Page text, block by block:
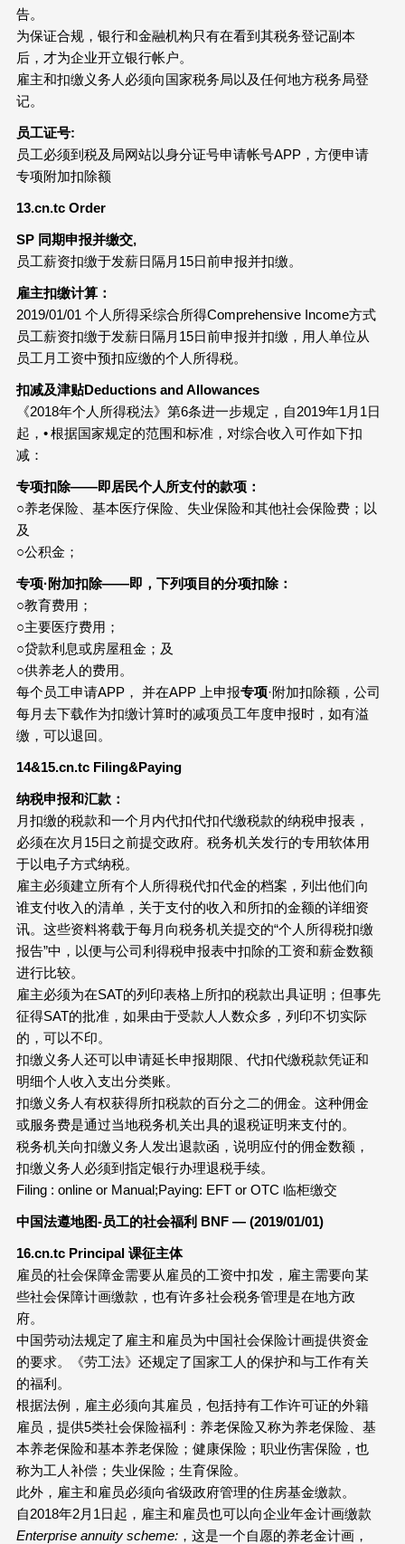
告。
为保证合规，银行和金融机构只有在看到其税务登记副本
后，才为企业开立银行帐户。
雇主和扣缴义务人必须向国家税务局以及任何地方税务局登
记。
员工证号:
员工必须到税及局网站以身分证号申请帐号APP，方便申请
专项附加扣除额
13.cn.tc Order
SP 同期申报并缴交,
员工薪资扣缴于发薪日隔月15日前申报并扣缴。
雇主扣缴计算：
2019/01/01 个人所得采综合所得Comprehensive Income方式
员工薪资扣缴于发薪日隔月15日前申报并扣缴，用人单位从
员工月工资中预扣应缴的个人所得税。
扣减及津贴Deductions and Allowances
《2018年个人所得税法》第6条进一步规定，自2019年1月1日
起，• 根据国家规定的范围和标准，对综合收入可作如下扣
减：
专项扣除——即居民个人所支付的款项：
○养老保险、基本医疗保险、失业保险和其他社会保险费；以
及
○公积金；
专项·附加扣除——即，下列项目的分项扣除：
○教育费用；
○主要医疗费用；
○贷款利息或房屋租金；及
○供养老人的费用。
每个员工申请APP， 并在APP 上申报专项·附加扣除额，公司
每月去下载作为扣缴计算时的减项员工年度申报时，如有溢
缴，可以退回。
14&15.cn.tc Filing&Paying
纳税申报和汇款：
月扣缴的税款和一个月内代扣代扣代缴税款的纳税申报表，
必须在次月15日之前提交政府。税务机关发行的专用软体用
于以电子方式纳税。
雇主必须建立所有个人所得税代扣代金的档案，列出他们向
谁支付收入的清单，关于支付的收入和所扣的金额的详细资
讯。这些资料将载于每月向税务机关提交的“个人所得税扣缴
报告”中，以便与公司利得税申报表中扣除的工资和薪金数额
进行比较。
雇主必须为在SAT的列印表格上所扣的税款出具证明；但事先
征得SAT的批准，如果由于受款人人数众多，列印不切实际
的，可以不印。
扣缴义务人还可以申请延长申报期限、代扣代缴税款凭证和
明细个人收入支出分类账。
扣缴义务人有权获得所扣税款的百分之二的佣金。这种佣金
或服务费是通过当地税务机关出具的退税证明来支付的。
税务机关向扣缴义务人发出退款函，说明应付的佣金数额，
扣缴义务人必须到指定银行办理退税手续。
Filing : online or Manual;Paying: EFT or OTC 临柜缴交
中国法遵地图-员工的社会福利 BNF —(2019/01/01)
16.cn.tc Principal 课征主体
雇员的社会保障金需要从雇员的工资中扣发，雇主需要向某
些社会保障计画缴款，也有许多社会税务管理是在地方政
府。
中国劳动法规定了雇主和雇员为中国社会保险计画提供资金
的要求。《劳工法》还规定了国家工人的保护和与工作有关
的福利。
根据法例，雇主必须向其雇员，包括持有工作许可证的外籍
雇员，提供5类社会保险福利：养老保险又称为养老保险、基
本养老保险和基本养老保险；健康保险；职业伤害保险，也
称为工人补偿；失业保险；生育保险。
此外，雇主和雇员必须向省级政府管理的住房基金缴款。
自2018年2月1日起，雇主和雇员也可以向企业年金计画缴款
Enterprise annuity scheme:，这是一个自愿的养老金计画，